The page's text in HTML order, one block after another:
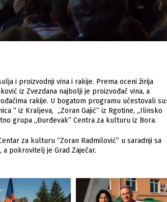
i proizvodnji vina i rakije. Prema oceni žirija
iz Zvezdana najbolji je proizvođač vina, a
rakije. U bogatom programu učestovali su:
“ iz Kraljeva, „Zoran Gajić“ iz Rgotine, „Ilinsko
grupa „Đurđevak” Centra za kulturu iz Bora.
za kulturu “Zoran Radmilović” u saradnji sa
pokrovitelj je Grad Zaječar.